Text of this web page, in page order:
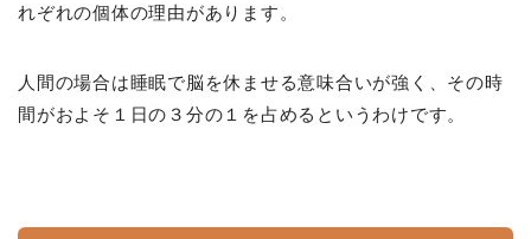
れぞれの個体の理由があります。
人間の場合は睡眠で脳を休ませる意味合いが強く、その時
間がおよそ１日の３分の１を占めるというわけです。